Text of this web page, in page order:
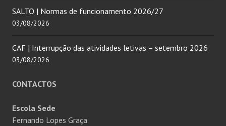
SALTO | Normas de funcionamento 2026/27
03/08/2026
CAF | Interrupção das atividades letivas – setembro 2026
03/08/2026
CONTACTOS
Escola Sede
Fernando Lopes Graça